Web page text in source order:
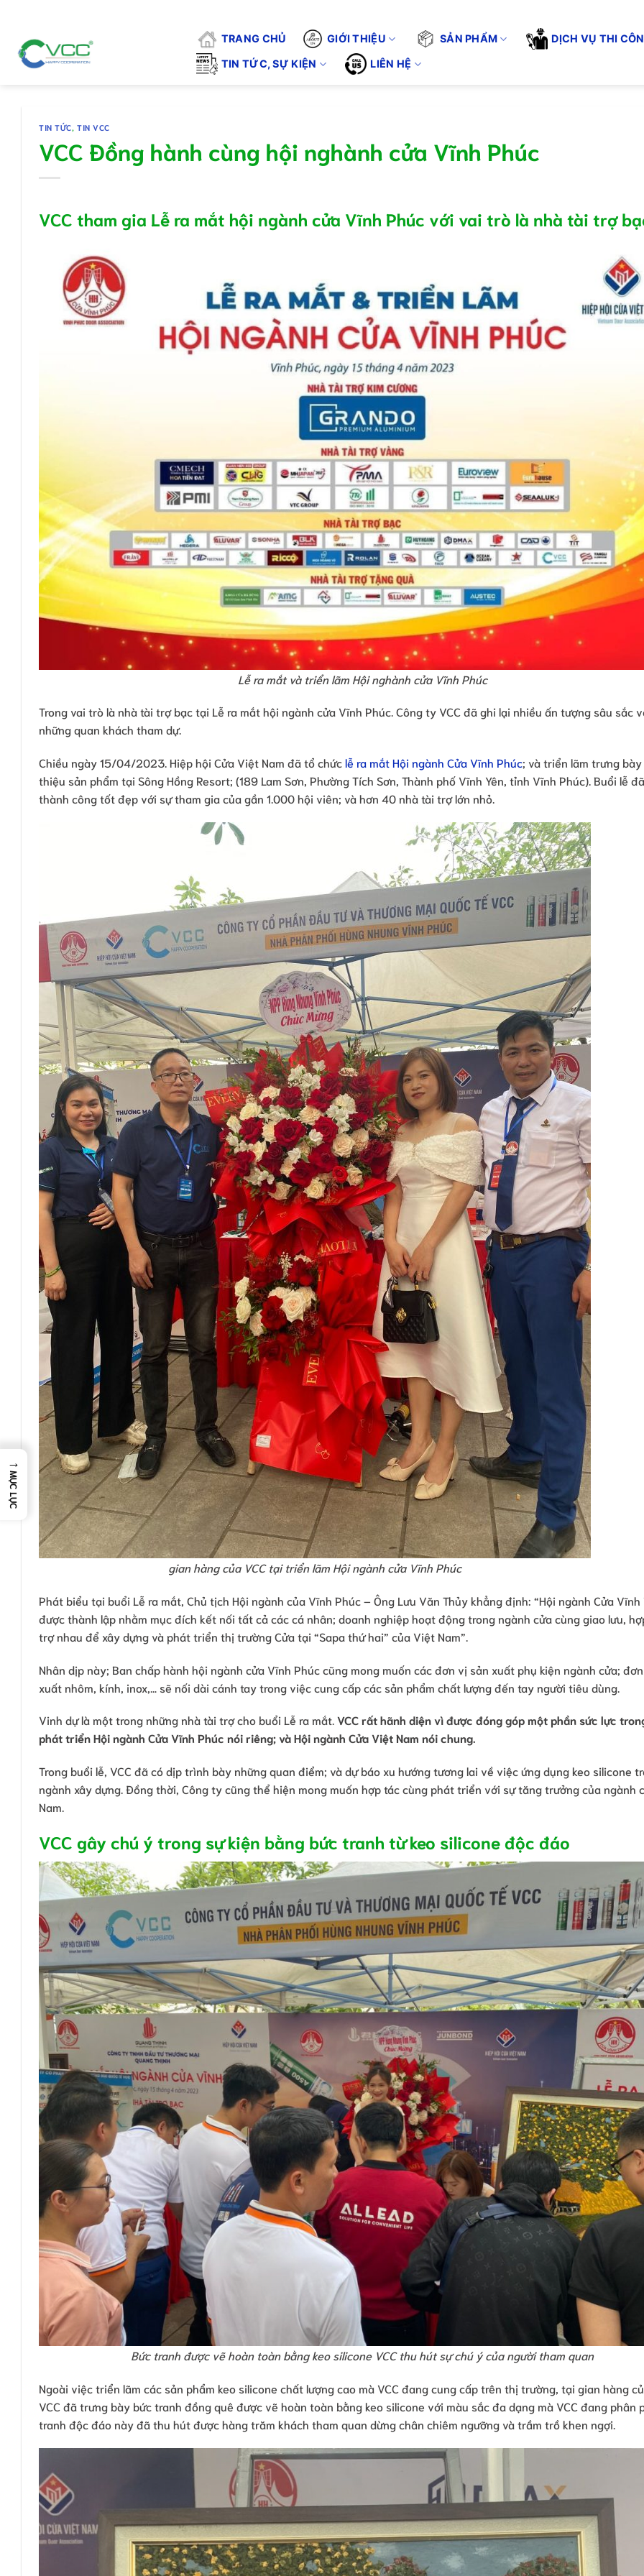
dung
TRANG CHỦ GIỚI THIỆU SẢN PHẨM DỊCH VỤ THI
TIN TỨC, SỰ KIỆN LIÊN HỆ
TIN TỨC,TIN VCC
VCC Đồng hành cùng hội nghành cửa Vĩnh Phúc
VCC tham gia Lễ ra mắt hội ngành cửa Vĩnh Phúc với vai trò là nhà tài trợ
Lễ ra mắt và triển lãm Hội nghành cửa Vĩnh Phúc
Trong vai trò là nhà tài trợ bạc tại Lễ ra mắt hội ngành cửa Vĩnh Phúc. Công ty VCC đã ghi lại nhiều ấn tượng sâu sắc
những quan khách tham dự.
Chiều ngày 15/04/2023. Hiệp hội Cửa Việt Nam đã tổ chứclễ ra mắt Hội ngành Cửa Vĩnh Phúc; và triển lãm trưng
thiệu sản phẩm tại Sông Hồng Resort; (189 Lam Sơn, Phường Tích Sơn, Thành phố Vĩnh Yên, tỉnh Vĩnh Phúc). Buổi lễ
thành công tốt đẹp với sự tham gia của gần 1.000 hội viên; và hơn 40 nhà tài trợ lớn nhỏ.
gian hàng của VCC tại triển lãm Hội ngành cửa Vĩnh Phúc
Phát biểu tại buổi Lễ ra mắt, Chủ tịch Hội ngành của Vĩnh Phúc – Ông Lưu Văn Thủy khẳng định: “Hội ngành Cửa Vĩnh
được thành lập nhằm mục đích kết nối tất cả các cá nhân; doanh nghiệp hoạt động trong ngành cửa cùng giao lưu,
trợ nhau để xây dựng và phát triển thị trường Cửa tại “Sapa thứ hai” của Việt Nam”.
Nhân dịp này; Ban chấp hành hội ngành cửa Vĩnh Phúc cũng mong muốn các đơn vị sản xuất phụ kiện ngành cửa;
xuất nhôm, kính, inox,… sẽ nối dài cánh tay trong việc cung cấp các sản phẩm chất lượng đến tay người tiêu dùng.
Vinh dự là một trong những nhà tài trợ cho buổi Lễ ra mắt.VCC rất hãnh diện vì được đóng góp một phần sức lực
phát triển Hội ngành Cửa Vĩnh Phúc nói riêng; và Hội ngành Cửa Việt Nam nói chung.
Trong buổi lễ, VCC đã có dịp trình bày những quan điểm; và dự báo xu hướng tương lai về việc ứng dụng keo silicone
ngành xây dựng. Đồng thời, Công ty cũng thể hiện mong muốn hợp tác cùng phát triển với sự tăng trưởng của ngành
Nam.
VCC gây chú ý trong sự kiện bằng bức tranh từ keo silicone độc đáo
Bức tranh được vẽ hoàn toàn bằng keo silicone VCC thu hút sự chú ý của người tham quan
Ngoài việc triển lãm các sản phẩm keo silicone chất lượng cao mà VCC đang cung cấp trên thị trường, tại gian hàng
VCC đã trưng bày bức tranh đồng quê được vẽ hoàn toàn bằng keo silicone với màu sắc đa dạng mà VCC đang phân
tranh độc đáo này đã thu hút được hàng trăm khách tham quan dừng chân chiêm ngưỡng và trầm trồ khen ngợi.
→
MỤC LỤC